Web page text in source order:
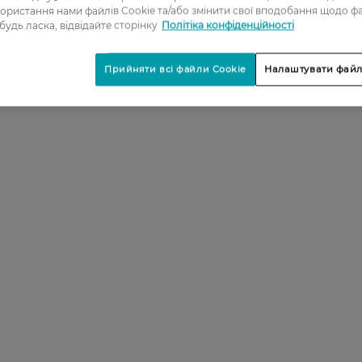
нами файлів Cookie та/або змінити свої вподобання щодо
ласка, відвідайте сторінку Політіка конфіденційності
Налаштувати
Прийняти всі файли Cookie